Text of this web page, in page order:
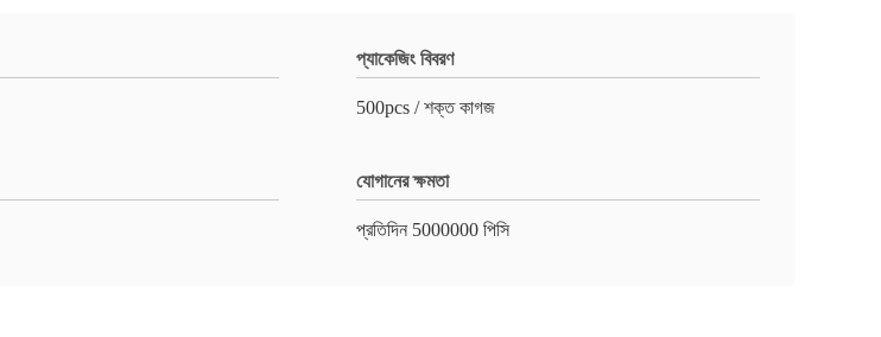
প্যাকেজিং বিবরণ
500pcs / শক্ত কাগজ
যোগানের ক্ষমতা
প্রতিদিন 5000000 পিসি